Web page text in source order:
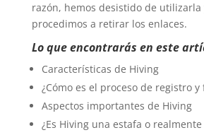
razón, hemos desistido de
procedimos a retirar los enlaces.
Lo que encontrarás en este
Características de Hiving
¿Cómo es el proceso de registro
Aspectos importantes de Hiving
¿Es Hiving una estafa o realmente